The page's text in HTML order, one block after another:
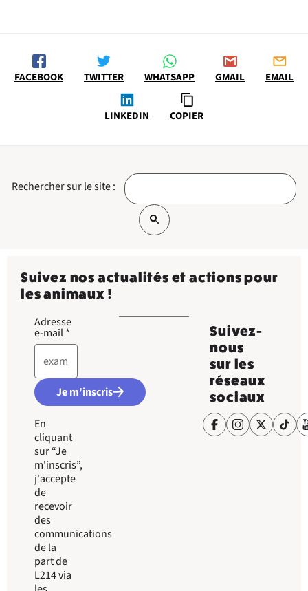
FACEBOOK TWITTER WHATSAPP GMAIL EMAIL
LINKEDIN COPIER
Rechercher sur le site :
Suivez nos actualités et actions pour
les animaux !
Adresse
e-mail*
Je m'inscris
En
cliquant
sur “Je
m'inscris”,
j'accepte
de
recevoir
des
communications
de la
part de
L214 via
Suivez-
nous
sur les
réseaux
sociaux